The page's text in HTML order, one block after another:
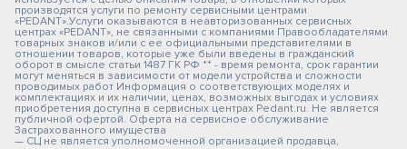
производятся услуги по ремонту сервисными центрами
«PEDANT».Услуги оказываются в неавторизованных сервисных
центрах «PEDANT», не связанными с компаниями Правообладателями
товарных знаков и/или с ее официальными представителями в
отношении товаров, которые уже были введены в гражданский
оборот в смысле статьи 1487 ГК РФ ** - время ремонта, срок гарантии
могут меняться в зависимости от модели устройства и сложности
проводимых работ Информация о соответствующих моделях и
комплектациях и их наличии, ценах, возможных выгодах и условиях
приобретения доступна в сервисных центрах Pedant.ru. Не является
публичной офертой. Оферта на сервисное обслуживание
Застрахованного имущества
— СЦ не является уполномоченной организацией продавца,